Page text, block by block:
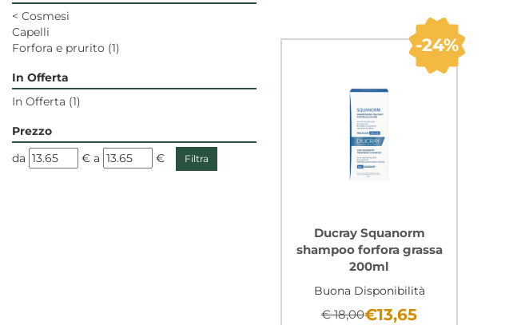
< Cosmesi
Capelli
Forfora e prurito (1)
In Offerta
In Offerta (1)
Prezzo
filtra
da € filtra
a €
Ducray Squanorm
shampoo forfora grassa
200ml
Buona Disponibilità
24%
€ 18,00€13,65